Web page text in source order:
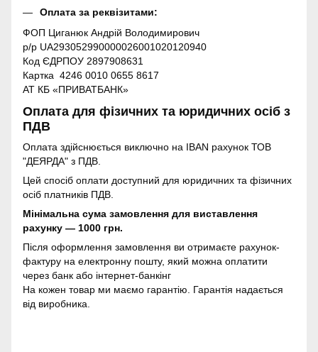
Оплата за реквізитами:
ФОП Циганюк Андрій Володимирович
р/р UA293052990000026001020120940
Код ЄДРПОУ 2897908631
Картка 4246 0010 0655 8617
АТ КБ «ПРИВАТБАНК»
Оплата для фізичних та юридичних осіб з
ПДВ
Оплата здійснюється виключно на IBAN рахунок ТОВ
"ДЕЯРДА" з ПДВ.
Цей спосіб оплати доступний для юридичних та фізичних
осіб платників ПДВ.
Мінімальна сума замовлення для виставлення
рахунку — 1000 грн.
Після оформлення замовлення ви отримаєте рахунок-
фактуру на електронну пошту, який можна оплатити
через банк або інтернет-банкінг
На кожен товар ми маємо гарантію. Гарантія надається
від виробника.